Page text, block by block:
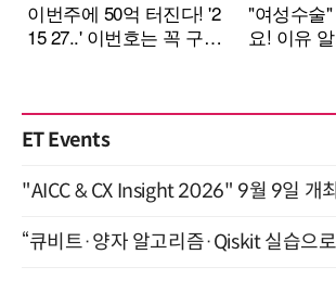
ET Events
"AICC & CX Insight 2026" 9월 9일 개최